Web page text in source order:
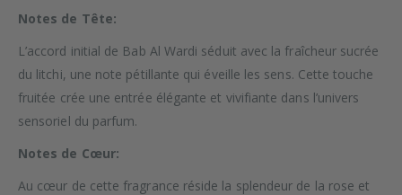
Notes de Tête:
L’accord initial de Bab Al Wardi séduit avec la fraîcheur sucrée
du litchi, une note pétillante qui éveille les sens. Cette touche
fruitée crée une entrée élégante et vivifiante dans l’univers
sensoriel du parfum.
Notes de Cœur:
Au cœur de cette fragrance réside la splendeur de la rose et